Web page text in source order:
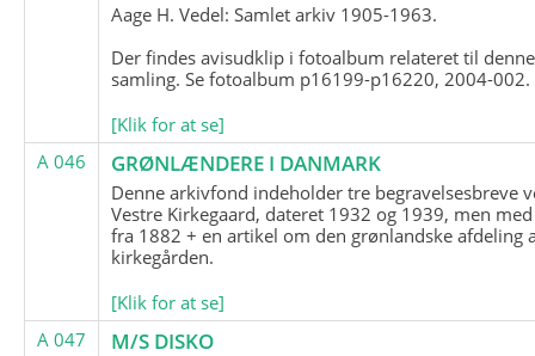
Aage H. Vedel: Samlet arkiv 1905-1963.
Der findes avisudklip i fotoalbum relateret til denne
samling. Se fotoalbum p16199-p16220, 2004-002.
[Klik for at se]
A 046
GRØNLÆNDERE I DANMARK
Denne arkivfond indeholder tre begravelsesbreve
Vestre Kirkegaard, dateret 1932 og 1939, men
fra 1882 + en artikel om den grønlandske afdeling
kirkegården.
[Klik for at se]
A 047
M/S DISKO